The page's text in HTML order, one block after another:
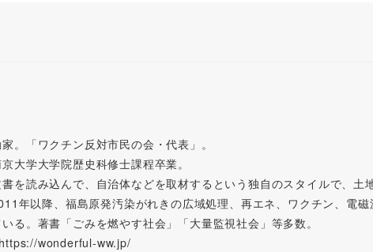
。「ワクチン反対市民の会・代表」。
大学大学院歴史科修士課程卒業。
を読み込んで、自治体などを取材するという独自のスタイルで、
年以降、福島原発汚染がれきの広域処理、再エネ、ワクチン、電
る。著書「ごみを燃やす社会」「大量監視社会」等多数。
wonderful-ww.jp/